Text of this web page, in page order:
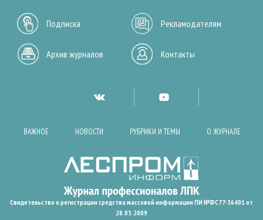
Подписка Рекламодателям
Архив журналов Контакты
ВАЖНОЕ НОВОСТИ РУБРИКИ И ТЕМЫ О ЖУРНАЛЕ
Свидетельство о регистрации средства массовой информации ПИ №ФС77-36401 от
28.05.2009